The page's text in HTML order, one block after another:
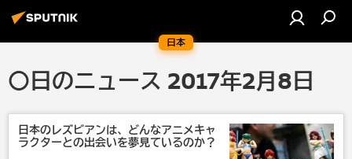
日本
〇日のニュース 2017年2月8日
日本のレズビアンは、どんなアニメキャ
ラクターとの出会いを夢見ているのか？